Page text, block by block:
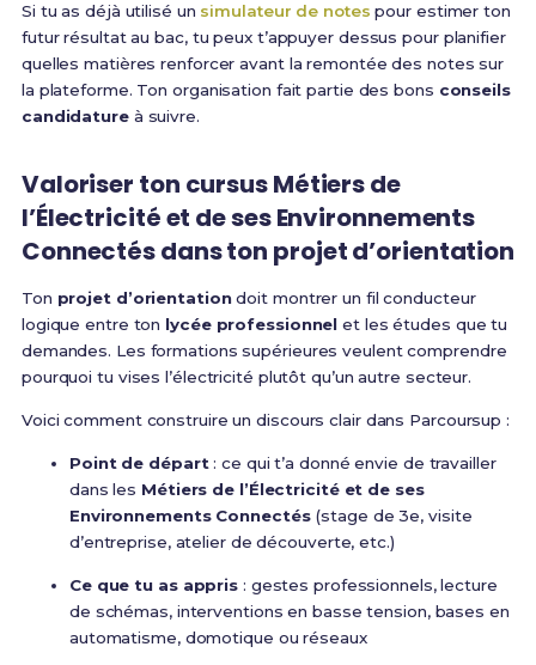
Si tu as déjà utilisé un simulateur de notes pour estimer ton
futur résultat au bac, tu peux t’appuyer dessus pour planifier
quelles matières renforcer avant la remontée des notes sur
la plateforme. Ton organisation fait partie des bons conseils
candidatureà suivre.
Valoriser ton cursus Métiers de
l’Électricité et de ses Environnements
Connectés dans ton projet d’orientation
Ton projet d’orientationdoit montrer un fil conducteur
logique entre ton lycée professionnel et les études que tu
demandes. Les formations supérieures veulent comprendre
pourquoi tu vises l’électricité plutôt qu’un autre secteur.
Voici comment construire un discours clair dans Parcoursup :
Point de départ: ce qui t’a donné envie de travailler
dans les Métiers de l’Électricité et de ses
Environnements Connectés(stage de 3e, visite
d’entreprise, atelier de découverte, etc.)
Ce que tu as appris : gestes professionnels, lecture
de schémas, interventions en basse tension, bases en
automatisme, domotique ou réseaux